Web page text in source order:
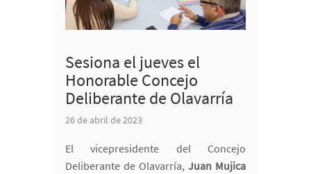
Sesiona el jueves el
Honorable Concejo
Deliberante de Olavarría
26 de abril de 2023
El vicepresidente del Concejo
Deliberante de Olavarría, Juan Mujica